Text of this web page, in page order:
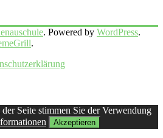
. Powered by WordPress.
.
Seite stimmen Sie der Verwendung
Akzeptieren